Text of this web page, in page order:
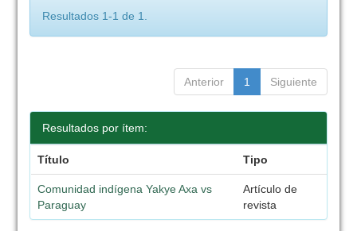
Resultados 1-1 de 1.
Anterior 1 Siguiente
Resultados por ítem:
Título Tipo
Comunidad indígena Yakye Axa vs
Paraguay
Artículo de
revista